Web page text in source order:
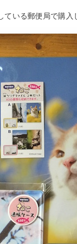
ている郵便局で購入